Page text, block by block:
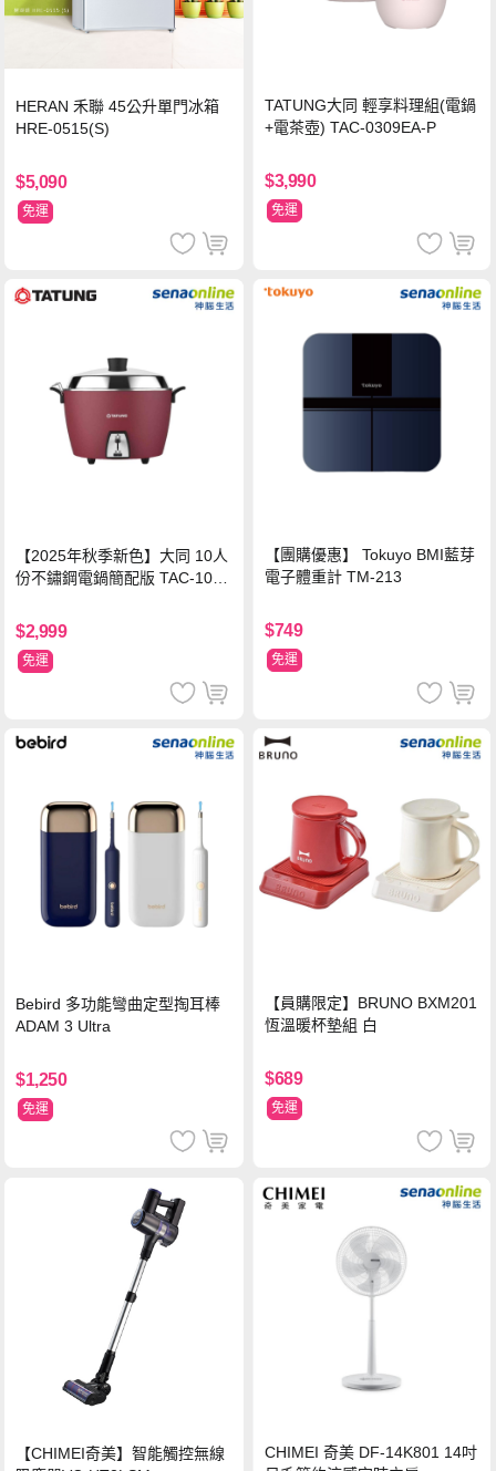
HERAN 禾聯 45公升單門冰箱
HRE-0515(S)
$5,090
免運
TATUNG大同 輕享料理組(電鍋
+電茶壺) TAC-0309EA-P
$3,990
免運
【2025年秋季新色】大同 10人
份不鏽鋼電鍋簡配版 TAC-10L-
$2,999
免運
【團購優惠】 Tokuyo BMI藍芽
電子體重計 TM-213
$749
免運
Bebird 多功能彎曲定型掏耳棒
ADAM 3 Ultra
$1,250
免運
【員購限定】BRUNO BXM201
恆溫暖杯墊組 白
$689
免運
【CHIMEI奇美】智能觸控無線
CHIMEI 奇美 DF-14K801 14吋